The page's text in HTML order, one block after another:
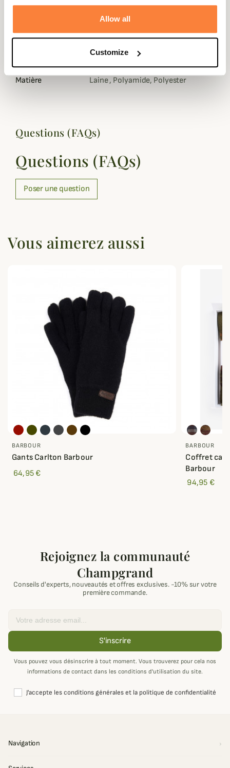
Allow all
Customize
Fiche technique
Rouge, Vert
Femme, Homme, Mixte
Matière Laine , Polyamide, Polyester
Questions (FAQs)
Questions (FAQs)
Poser une question
Vous aimerez aussi
BARBOUR
Gants Carlton Barbour
64,95 €
BARBOUR
Coffret
Barbour
94,95 €
Rejoignez la communauté
Champgrand
Conseils d'experts, nouveautés et offres exclusives. -10% sur votre
première commande.
S'inscrire
Vous pouvez vous désinscrire à tout moment. Vous trouverez pour cela nos
informations de contact dans les conditions d'utilisation du site.
J'accepte les conditions générales et la politique de confidentialité
Navigation